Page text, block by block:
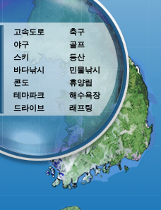
고속도로
야구
스키
바다낚시
콘도
테마파크
드라이브
축구
골프
등산
민물낚시
휴양림
해수욕장
래프팅